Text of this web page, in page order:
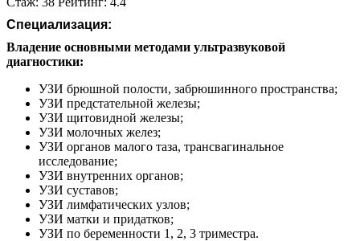
Специализация:
Владение основными методами ультразвуковой
диагностики:
УЗИ брюшной полости, забрюшинного пространства;
УЗИ предстательной железы;
УЗИ щитовидной железы;
УЗИ молочных желез;
УЗИ органов малого таза, трансвагинальное
исследование;
УЗИ внутренних органов;
УЗИ суставов;
УЗИ лимфатических узлов;
УЗИ матки и придатков;
УЗИ по беременности 1, 2, 3 триместра.